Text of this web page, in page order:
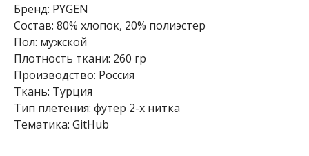
Бренд: PYGEN
Состав: 80% хлопок, 20% полиэстер
Пол: мужской
Плотность ткани: 260 гр
Производство: Россия
Ткань: Турция
Тип плетения: футер 2-х нитка
Тематика: GitHub